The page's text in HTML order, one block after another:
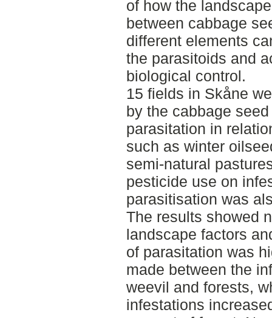
of how the
between cabbage
different elements
the parasitoids and
biological control.
15 fields in Skåne
by the cabbage
parasitation in
such as winter
semi-natural
pesticide use on
parasitisation was
The results showed
landscape factors
of parasitation was
made between the
weevil and forests,
infestations